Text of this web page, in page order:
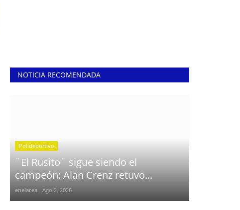
NOTICIA RECOMENDADA
Polideportivo
¨El Rusito¨ sigue siendo el
campeón: Alan Crenz retuvo...
enelarea Ago 2, 2026